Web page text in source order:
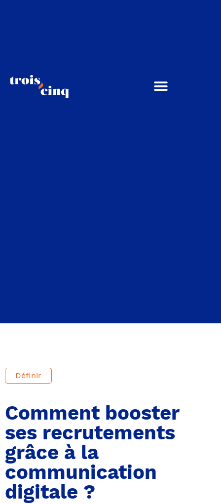
Définir
Comment booster
ses recrutements
grâce à la
communication
digitale ?